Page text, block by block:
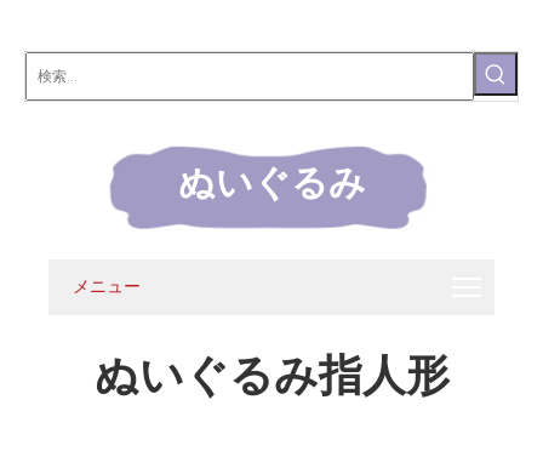
ぬいぐるみ
メニュー
ぬいぐるみ指人形